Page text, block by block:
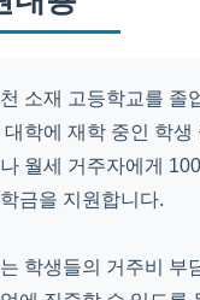
소재 고등학교를 졸
대학에 재학 중인 학생
월세 거주자에게
금을 지원합니다.
학생들의 거주비 부